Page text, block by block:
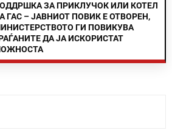
ЗА ПРИКЛУЧОК ИЛИ КОТЕЛ
ГАС – ЈАВНИОТ ПОВИК Е ОТВОРЕН,
ГИ ПОВИКУВА
ДА ЈА ИСКОРИСТАТ